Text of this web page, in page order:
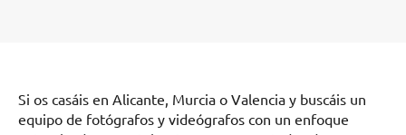
Si os casáis en Alicante, Murcia o Valencia y buscáis un
equipo de fotógrafos y videógrafos con un enfoque